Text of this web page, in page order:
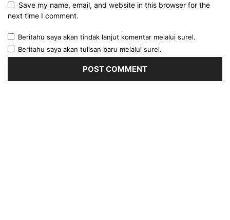
Save my name, email, and website in this browser for the
next time I comment.
Beritahu saya akan tindak lanjut komentar melalui surel.
Beritahu saya akan tulisan baru melalui surel.